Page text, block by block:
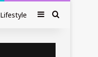
Lifestyle SidebarSearch